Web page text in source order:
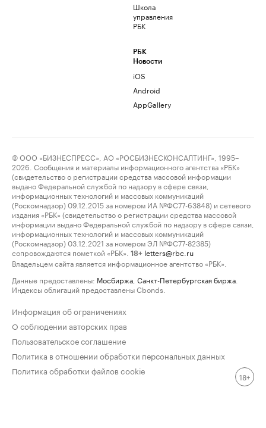
Школа
управления
РБК
РБК
Новости
iOS
Android
AppGallery
© ООО «БИЗНЕСПРЕСС», АО «РОСБИЗНЕСКОНСАЛТИНГ», 1995–
2026. Сообщения и материалы информационного агентства «РБК»
(свидетельство о регистрации средства массовой информации
выдано Федеральной службой по надзору в сфере связи,
информационных технологий и массовых коммуникаций
(Роскомнадзор) 09.12.2015 за номером ИА №ФС77-63848) и сетевого
издания «РБК» (свидетельство о регистрации средства массовой
информации выдано Федеральной службой по надзору в сфере связи,
информационных технологий и массовых коммуникаций
(Роскомнадзор) 03.12.2021 за номером ЭЛ №ФС77-82385)
сопровождаются пометкой «РБК».
18+ letters@rbc.ru
Владельцем сайта является информационное агентство «РБК».
Данные предоставлены: Мосбиржа Санкт-Петербургская биржа
Индексы облигаций предоставлены Cbonds.
Информация об ограничениях
О соблюдении авторских прав
Пользовательское соглашение
Политика в отношении обработки персональных данных
Политика обработки файлов cookie
18+